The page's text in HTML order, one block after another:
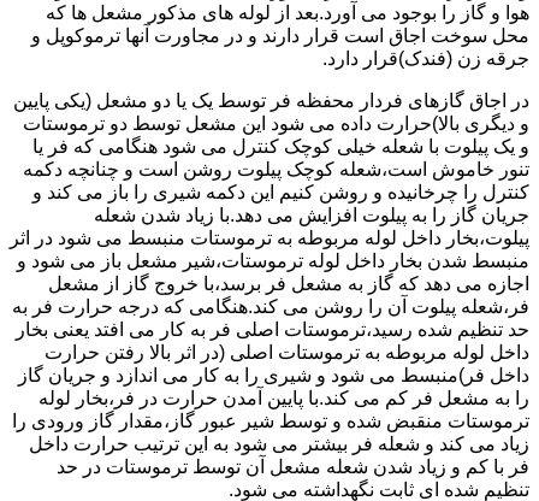
هوا و گاز را بوجود می آورد.بعد از لوله های مذکور مشعل ها که
محل سوخت اجاق است قرار دارند و در مجاورت آنها ترموکوپل و
جرقه زن (فندک)قرار دارد.
در اجاق گازهای فردار محفظه فر توسط یک یا دو مشعل (یکی پایین
و دیگری بالا)حرارت داده می شود این مشعل توسط دو ترموستات
و یک پیلوت با شعله خیلی کوچک کنترل می شود هنگامی که فر یا
تنور خاموش است،شعله کوچک پیلوت روشن است و چنانچه دکمه
کنترل را چرخانیده و روشن کنیم این دکمه شیری را باز می کند و
جریان گاز را به پیلوت افزایش می دهد.با زیاد شدن شعله
پیلوت،بخار داخل لوله مربوطه به ترموستات منبسط می شود در اثر
منبسط شدن بخار داخل لوله ترموستات،شیر مشعل باز می شود و
اجازه می دهد که گاز به مشعل فر برسد،با خروج گاز از مشعل
فر،شعله پیلوت آن را روشن می کند.هنگامی که درجه حرارت فر به
حد تنظیم شده رسید،ترموستات اصلی فر به کار می افتد یعنی بخار
داخل لوله مربوطه به ترموستات اصلی (در اثر بالا رفتن حرارت
داخل فر)منبسط می شود و شیری را به کار می اندازد و جریان گاز
را به مشعل فر کم می کند.با پایین آمدن حرارت در فر،بخار لوله
ترموستات منقبض شده و توسط شیر عبور گاز،مقدار گاز ورودی را
زیاد می کند و شعله فر بیشتر می شود به این ترتیب حرارت داخل
فر با کم و زیاد شدن شعله مشعل آن توسط ترموستات در حد
تنظیم شده ای ثابت نگهداشته می شود.